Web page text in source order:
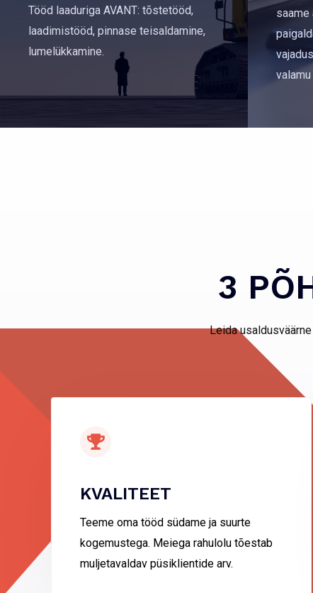
Tööd laaduriga AVANT: tõstetööd,
laadimistööd, pinnase teisaldamine,
lumelükkamine.
3
Leida
KVALITEET
Teeme oma tööd südame ja suurte
kogemustega. Meiega rahulolu tõestab
muljetavaldav püsiklientide arv.